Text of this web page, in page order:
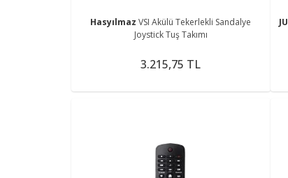
HasyılmazVSI Akülü Tekerlekli Sandalye
Joystick Tuş Takımı
3.215,75 TL